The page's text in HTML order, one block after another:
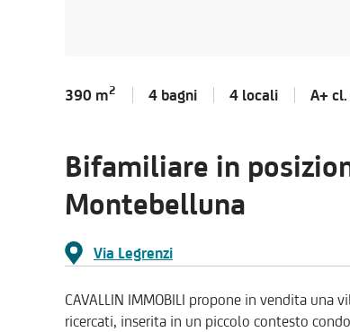
390 m2 4 bagni 4 locali A+ cl.
Bifamiliare in
Montebelluna
Via Legrenzi
CAVALLIN IMMOBILI propone in vendita
ricercati, inserita in un piccolo contesto